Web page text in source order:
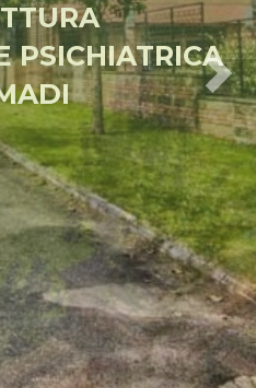
PSICHIATRICA